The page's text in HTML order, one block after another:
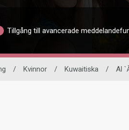
Tillgång till avancerade
/ Kvinnor / Kuwaitiska / Al